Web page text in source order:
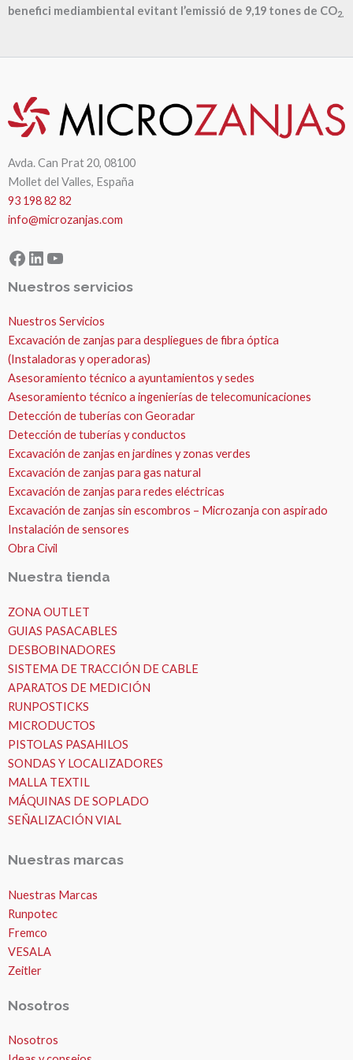
benefici mediambiental evitant l’emissió de 9,19 tones de CO2.
Avda. Can Prat 20, 08100
Mollet del Valles, España
93 198 82 82
info@microzanjas.com
Facebook
LinkedIn
YouTube
Nuestros servicios
Nuestros Servicios
Excavación de zanjas para despliegues de fibra óptica
(Instaladoras y operadoras)
Asesoramiento técnico a ayuntamientos y sedes
Asesoramiento técnico a ingenierías de telecomunicaciones
Detección de tuberías con Georadar
Detección de tuberías y conductos
Excavación de zanjas en jardines y zonas verdes
Excavación de zanjas para gas natural
Excavación de zanjas para redes eléctricas
Excavación de zanjas sin escombros – Microzanja con aspirado
Instalación de sensores
Obra Civil
Nuestra tienda
ZONA OUTLET
GUIAS PASACABLES
DESBOBINADORES
SISTEMA DE TRACCIÓN DE CABLE
APARATOS DE MEDICIÓN
RUNPOSTICKS
MICRODUCTOS
PISTOLAS PASAHILOS
SONDAS Y LOCALIZADORES
MALLA TEXTIL
MÁQUINAS DE SOPLADO
SEÑALIZACIÓN VIAL
Nuestras marcas
Nuestras Marcas
Runpotec
Fremco
VESALA
Zeitler
Nosotros
Nosotros
MICROZANJAS